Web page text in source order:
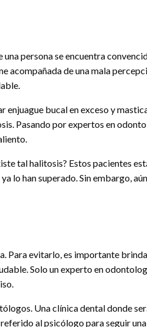
persona se encuentra
acompañada de una mala
bucal en exceso y
Pasando por expertos en
tal halitosis? Estos pacientes
lo han superado. Sin embargo,
Para evitarlo, es importante
Solo un experto en
Una clínica dental donde
al psicólogo para seguir